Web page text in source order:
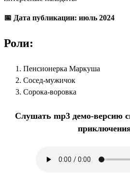
📅 Дата публикации: июль 2024
Роли:
Пенсионерка Маркуша
Сосед-мужичок
Сорока-воровка
Слушать mp3 демо-версию